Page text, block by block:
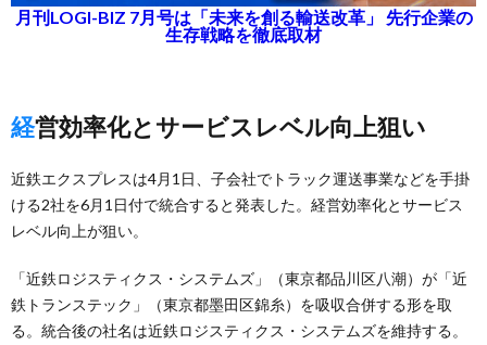
月刊LOGI-BIZ 7月号は「未来を創る輸送改革」 先行企業の
生存戦略を徹底取材
経営効率化とサービスレベル向上狙い
近鉄エクスプレスは4月1日、子会社でトラック運送事業などを手掛
ける2社を6月1日付で統合すると発表した。経営効率化とサービス
レベル向上が狙い。
「近鉄ロジスティクス・システムズ」（東京都品川区八潮）が「近
鉄トランステック」（東京都墨田区錦糸）を吸収合併する形を取
る。統合後の社名は近鉄ロジスティクス・システムズを維持する。